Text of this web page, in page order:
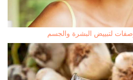
لتبييض البشرة والجسم